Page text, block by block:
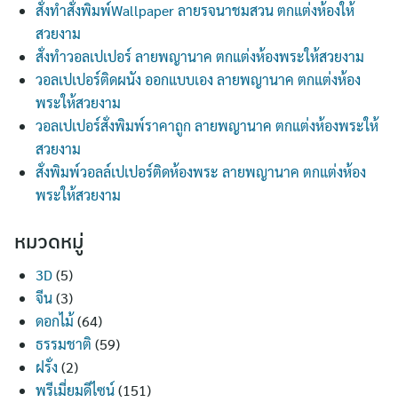
สั่งทำสั่งพิมพ์Wallpaper ลายรจนาชมสวน ตกแต่งห้องให้
สวยงาม
สั่งทำวอลเปเปอร์ ลายพญานาค ตกแต่งห้องพระให้สวยงาม
วอลเปเปอร์ติดผนัง ออกแบบเอง ลายพญานาค ตกแต่งห้อง
พระให้สวยงาม
วอลเปเปอร์สั่งพิมพ์ราคาถูก ลายพญานาค ตกแต่งห้องพระให้
สวยงาม
สั่งพิมพ์วอลล์เปเปอร์ติดห้องพระ ลายพญานาค ตกแต่งห้อง
พระให้สวยงาม
หมวดหมู่
3D(5)
จีน(3)
ดอกไม้ (64)
ธรรมชาติ (59)
ฝรั่ง (2)
พรีเมี่ยมดีไซน์(151)